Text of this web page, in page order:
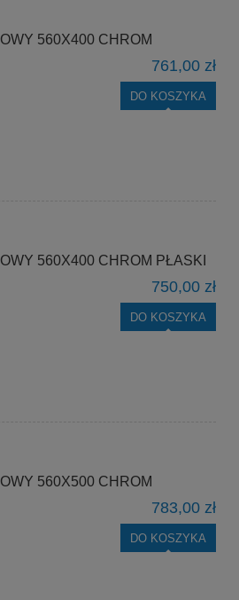
560X400 CHROM
761,00 zł
DO KOSZYKA
560X400 CHROM PŁASKI
750,00 zł
DO KOSZYKA
560X500 CHROM
783,00 zł
DO KOSZYKA